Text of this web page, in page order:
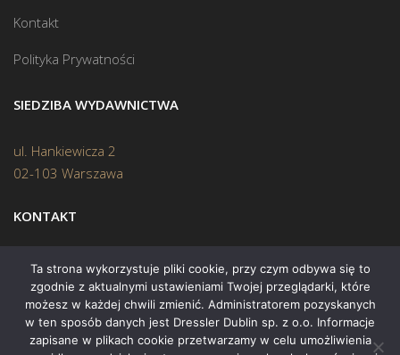
Kontakt
Polityka Prywatności
SIEDZIBA WYDAWNICTWA
ul. Hankiewicza 2
02-103 Warszawa
KONTAKT
Biuro: (22) 45 70 402
Mail:biuro@swiatksiazki.pl
Ta strona wykorzystuje pliki cookie, przy czym odbywa się to
zgodnie z aktualnymi ustawieniami Twojej przeglądarki, które
możesz w każdej chwili zmienić. Administratorem pozyskanych
w ten sposób danych jest Dressler Dublin sp. z o.o. Informacje
zapisane w plikach cookie przetwarzamy w celu umożliwienia